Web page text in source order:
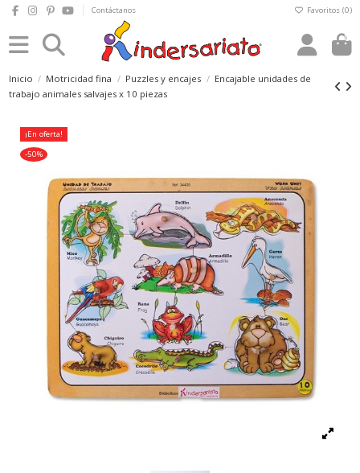
Contáctanos Favoritos (0)
0
Inicio Motricidad fina Puzzles y encajes
Encajable unidades de
trabajo animales salvajes x 10 piezas
¡En oferta!
-50%